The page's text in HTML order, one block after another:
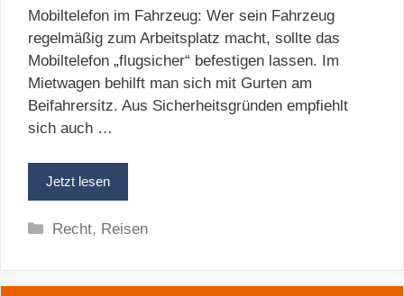
Mobiltelefon im Fahrzeug: Wer sein Fahrzeug
regelmäßig zum Arbeitsplatz macht, sollte das
Mobiltelefon „flugsicher“ befestigen lassen. Im
Mietwagen behilft man sich mit Gurten am
Beifahrersitz. Aus Sicherheitsgründen empfiehlt
sich auch …
Jetzt lesen
Kategorien
Recht, Reisen